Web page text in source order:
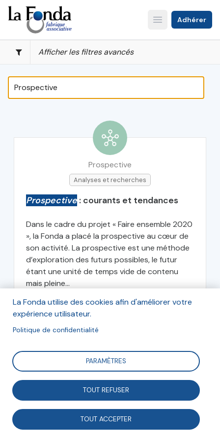
Aller
au
contenu
principal
Open main menu
Adhérer
Afficher les filtres avancés
Prospective
Analyses et recherches
Prospective : courants et tendances
Dans le cadre du projet « Faire ensemble 2020
», la Fonda a placé la prospective au cœur de
son activité. La prospective est une méthode
d’exploration des futurs possibles, le futur
étant une unité de temps vide de contenu
mais pleine...
La Fonda
juin 2013
La Fonda utilise des cookies afin d'améliorer votre
expérience utilisateur.
Politique de confidentialité
PARAMÈTRES
TOUT REFUSER
TOUT ACCEPTER